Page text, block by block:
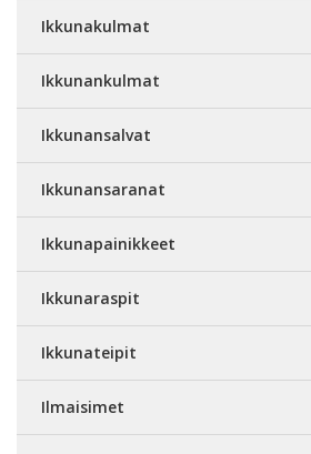
Ikkunakulmat
Ikkunankulmat
Ikkunansalvat
Ikkunansaranat
Ikkunapainikkeet
Ikkunaraspit
Ikkunateipit
Ilmaisimet